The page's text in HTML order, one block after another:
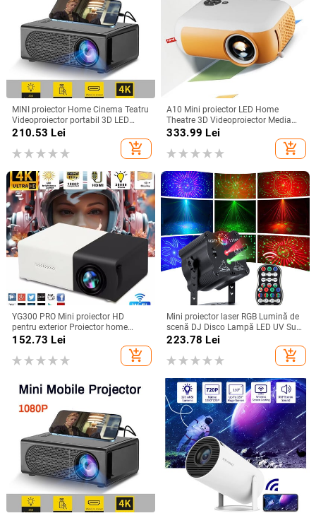
MINI proiector Home Cinema Teatru
Videoproiector portabil 3D LED
Videoproiector pentru jocuri Laser
Beamer 4K 1080P Via HD Port
Smart TV BOX
210.53 Lei
add_shopping_cart
A10 Mini proiector LED Home
Theatre 3D Videoproiector Media
Player Copii Cinema Cadou
Compatibil USB Smart TV BOX
1080P Film HD
333.99 Lei
add_shopping_cart
YG300 PRO Mini proiector HD
pentru exterior Proiector home
theater Mini proiector portabil
YG300 LED pentru copii Proiect
video mobil
152.73 Lei
add_shopping_cart
Mini proiector laser RGB Lumină de
scenă DJ Disco Lampă LED UV Sun
Strobe Efect de scenă Nunta
Crăciun Petrecere de vacanță
223.78 Lei
add_shopping_cart